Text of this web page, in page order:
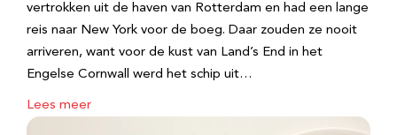
vertrokken uit de haven van Rotterdam en had een lange
reis naar New York voor de boeg. Daar zouden ze nooit
arriveren, want voor de kust van Land’s End in het
Engelse Cornwall werd het schip uit…
Lees meer